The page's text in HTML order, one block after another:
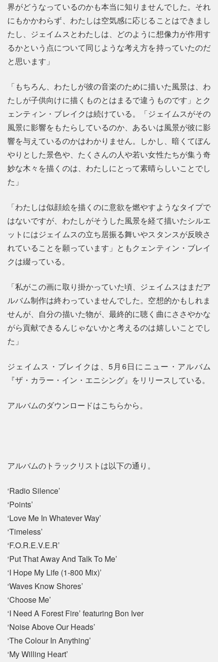
界がどうなっているのかも本当に知りませんでした。それ
にもかかわらず、わたしは空気感に応じることはできまし
たし、ジェイムスとわたしは、どのように想像力が作用す
るかという点について同じような考え方を持っていたのだ
と思います」
「もちろん、わたしが彼の音楽のために描いた風景は、わ
たしが子供向けに描くものとはまるで違うものです」とク
ェンティン・ブレイクは続けている。「ジェイムスがその
風景に影響をもたらしているのか、あるいは風景が彼に影
響を与えているのかはわかりません。しかし、暗くてぼん
やりとした景色や、たくさんの人や若い女性たちが集う奇
妙な木々を描くのは、わたしにとって素晴らしいことでし
た」
「わたしは似顔絵を描くのに意欲を燃やすようなタイプで
はないですが、わたしがそうした風景を経て描いたシルエ
ットにはジェイムスの立ち居振る舞いやスタンスが反映さ
れていることを願っています」ともクェンティン・ブレイ
クは綴っている。
「私がこの画に取り掛かっていた頃、ジェイムスはまだア
ルバム制作は終わっていませんでした。空想的かもしれま
せんが、自分の描いた物が、最終的に聴く曲にささやかな
がら貢献できるんじゃないかと考えるのは嬉しいことでし
た」
ジェイムス・ブレイクは、5月6日にニュー・アルバム
『ザ・カラー・イン・エニシング』をリリースしている。
アルバムのダウンロードはこちらから。
アルバムのトラックリストは以下の通り。
‘Radio Silence’
‘Points’
‘Love Me In Whatever Way’
‘Timeless’
‘F.O.R.E.V.E.R’
‘Put That Away And Talk To Me’
‘I Hope My Life (1-800 Mix)’
‘Waves Know Shores’
‘Choose Me’
‘I Need A Forest Fire’ featuring Bon Iver
‘Noise Above Our Heads’
‘The Colour In Anything’
‘My Willing Heart’